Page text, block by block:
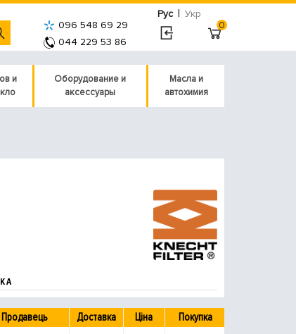
Рус | Укр
096 548 69 29
044 229 53 86
0
и
Оборудование и
аксессуары
Масла и
автохимия
Продавець Доставка Ціна Покупка